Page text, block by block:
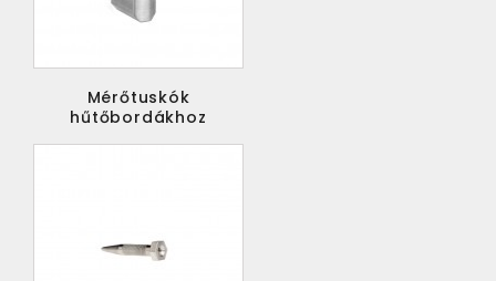
Mérőtuskók
hűtőbordákhoz